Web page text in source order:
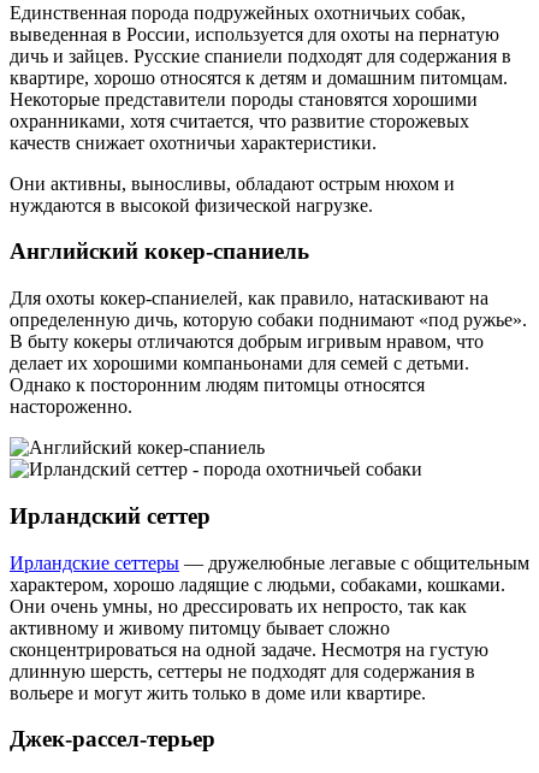
Единственная порода подружейных охотничьих собак,
выведенная в России, используется для охоты на пернатую
дичь и зайцев. Русские спаниели подходят для содержания в
квартире, хорошо относятся к детям и домашним питомцам.
Некоторые представители породы становятся хорошими
охранниками, хотя считается, что развитие сторожевых
качеств снижает охотничьи характеристики.
Они активны, выносливы, обладают острым нюхом и
нуждаются в высокой физической нагрузке.
Английский кокер-спаниель
Для охоты кокер-спаниелей, как правило, натаскивают на
определенную дичь, которую собаки поднимают «под ружье».
В быту кокеры отличаются добрым игривым нравом, что
делает их хорошими компаньонами для семей с детьми.
Однако к посторонним людям питомцы относятся
настороженно.
Ирландский сеттер
Ирландские сеттеры — дружелюбные легавые с общительным
характером, хорошо ладящие с людьми, собаками, кошками.
Они очень умны, но дрессировать их непросто, так как
активному и живому питомцу бывает сложно
сконцентрироваться на одной задаче. Несмотря на густую
длинную шерсть, сеттеры не подходят для содержания в
вольере и могут жить только в доме или квартире.
Джек-рассел-терьер